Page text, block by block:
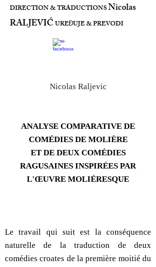
DIRECTION & TRADUCTIONSNicolas
RALJEVIĆUREĐUJE & PREVODI
Nicolas Raljevic
ANALYSE COMPARATIVE DE
COMÉDIES DE MOLIÈRE
ET DE DEUX COMÉDIES
RAGUSAINES INSPIRÉES PAR
L'ŒUVRE MOLIÉRESQUE
Le travail qui suit est la conséquence
naturelle de la traduction de deux
comédies croates de la première moitié du